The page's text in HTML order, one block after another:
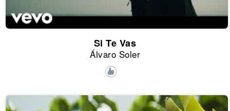
Si Te Vas
Álvaro Soler